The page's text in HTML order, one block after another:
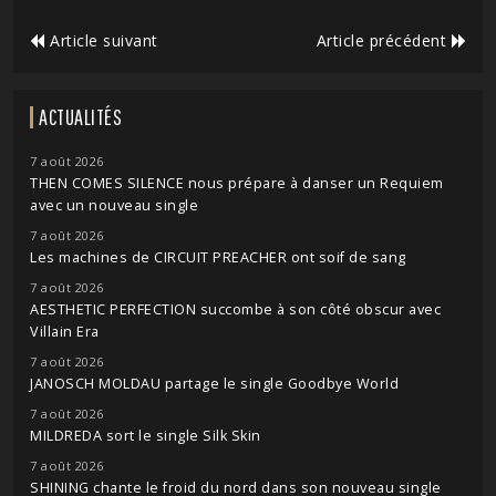
Article suivant Article précédent
ACTUALITÉS
7 août 2026
THEN COMES SILENCE nous prépare à danser un Requiem
avec un nouveau single
7 août 2026
Les machines de CIRCUIT PREACHER ont soif de sang
7 août 2026
AESTHETIC PERFECTION succombe à son côté obscur avec
Villain Era
7 août 2026
JANOSCH MOLDAU partage le single Goodbye World
7 août 2026
MILDREDA sort le single Silk Skin
7 août 2026
SHINING chante le froid du nord dans son nouveau single